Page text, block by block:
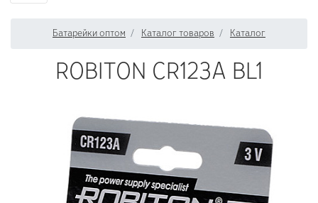
Батарейки оптом Каталог товаров Каталог
ROBITON CR123A BL1